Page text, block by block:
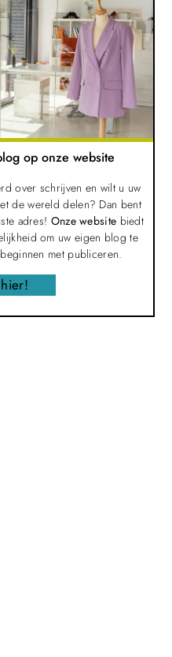
op onze website
over schrijven en wilt u uw
de wereld delen? Dan bent
adres! Onze website biedt
om uw eigen blog te
met publiceren.